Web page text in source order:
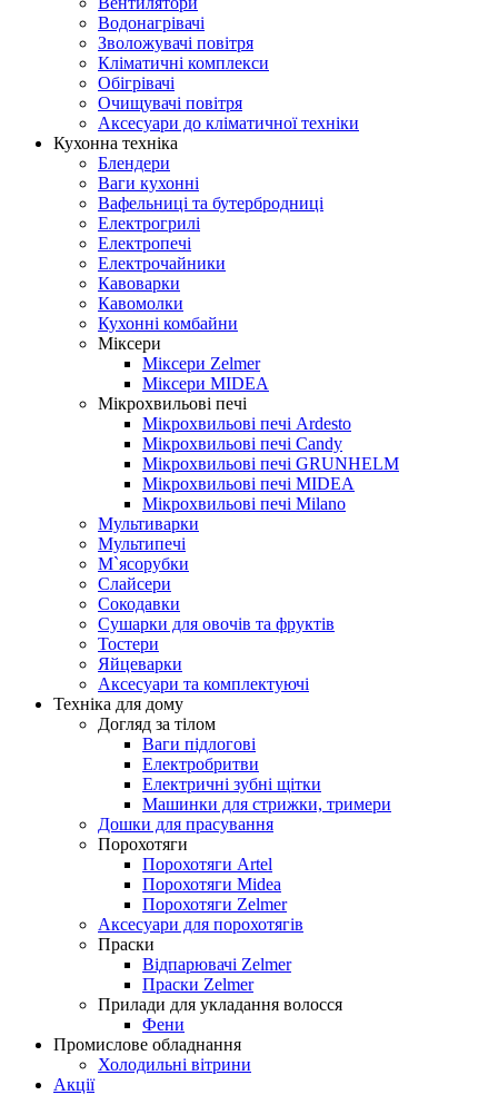
Водонагрівачі
Зволожувачі повітря
Кліматичні комплекси
Обігрівачі
Очищувачі повітря
Аксесуари до кліматичної техніки
Кухонна техніка
Блендери
Ваги кухонні
Вафельниці та бутербродниці
Електрогрилі
Електропечі
Електрочайники
Кавоварки
Кавомолки
Кухонні комбайни
Міксери
Міксери Zelmer
Міксери MIDEA
Мікрохвильові печі
Мікрохвильові печі Ardesto
Мікрохвильові печі Candy
Мікрохвильові печі GRUNHELM
Мікрохвильові печі MIDEA
Мікрохвильові печі Milano
Мультиварки
Мультипечі
М`ясорубки
Слайсери
Сокодавки
Сушарки для овочів та фруктів
Тостери
Яйцеварки
Аксесуари та комплектуючі
Техніка для дому
Догляд за тілом
Ваги підлогові
Електробритви
Електричні зубні щітки
Машинки для стрижки, тримери
Дошки для прасування
Порохотяги
Порохотяги Artel
Порохотяги Midea
Порохотяги Zelmer
Аксесуари для порохотягів
Праски
Відпарювачі Zelmer
Праски Zelmer
Прилади для укладання волосся
Фени
Промислове обладнання
Холодильні вітрини
Акції